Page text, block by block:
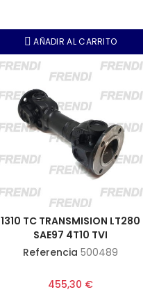
AÑADIR AL CARRITO
1310 TC TRANSMISION LT280
SAE97 4T10 TVI
Referencia 500489
455,30 €